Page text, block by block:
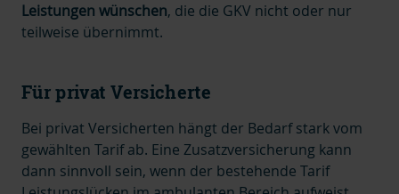
Leistungen wünschen, die die GKV nicht oder nur
teilweise übernimmt.
Für privat Versicherte
Bei privat Versicherten hängt der Bedarf stark vom
gewählten Tarif ab. Eine Zusatzversicherung kann
dann sinnvoll sein, wenn der bestehende Tarif